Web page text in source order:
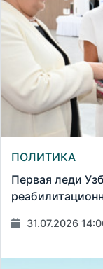
ПОЛИТИКА
Первая леди
31.07.2026